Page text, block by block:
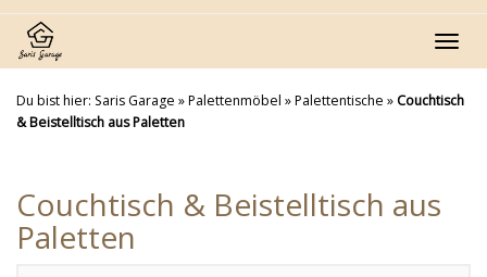
Skip
main
content
Du bist hier: Saris Garage »Palettenmöbel »Palettentische » Couchtisch
& Beistelltisch aus Paletten
Couchtisch & Beistelltisch aus
Paletten